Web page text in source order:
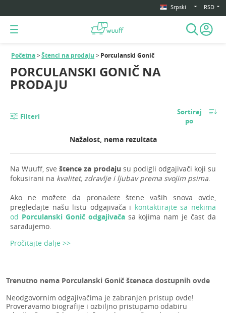
Srpski RSD
PORCULANSKI GONIČ NA
PRODAJU
Početna Štenci na prodaju Porculanski Gonič
Filteri
Sortiraj
po
Nažalost, nema rezultata
Na Wuuff, sveštence za prodaju su podigli odgajivači koji su
fokusirani na kvalitet, zdravlje i ljubav prema svojim psima
Ako ne možete da pronađete štene vaših snova ovde,
pregledajte našu listu odgajivača i kontaktirajte sa nekima
od Porculanski Gonič odgajivačasa kojima nam je čast da
sarađujemo.
Pročitajte dalje >>
Trenutno nema Porculanski Gonič štenaca dostupnih ovde
Neodgovornim odgajivačima je zabranjen pristup ovde!
Proveravamo biografije i ozbiljno pristupamo odabiru